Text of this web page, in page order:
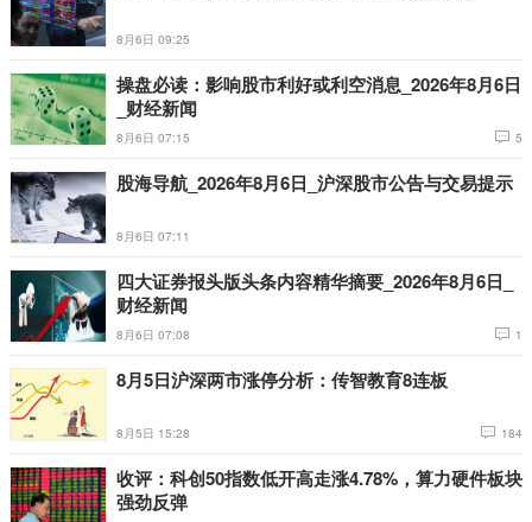
8月6日 09:25
操盘必读：影响股市利好或利空消息_2026年8月6日
_财经新闻
8月6日 07:15 5
股海导航_2026年8月6日_沪深股市公告与交易提示
8月6日 07:11
四大证券报头版头条内容精华摘要_2026年8月6日_
财经新闻
8月6日 07:08 1
8月5日沪深两市涨停分析：传智教育8连板
8月5日 15:28 184
收评：科创50指数低开高走涨4.78%，算力硬件板块
强劲反弹